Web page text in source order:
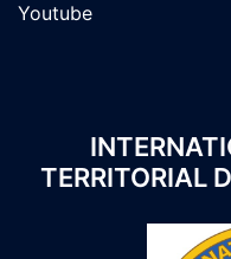
Youtube
TERRITORIAL